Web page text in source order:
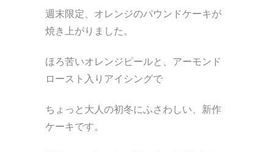
週末限定、オレンジのパウンドケーキが
焼き上がりました。
ほろ苦いオレンジピールと、アーモンド
ロースト入りアイシングで
ちょっと大人の初冬にふさわしい、新作
ケーキです。